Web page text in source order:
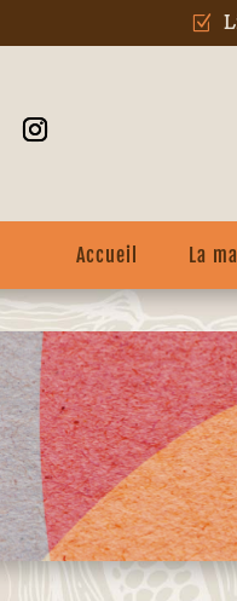
Z
Accueil La